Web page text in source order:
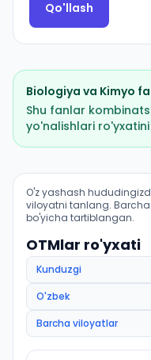
Qo'llash
Biologiya va Kimyo
Shu fanlar
yo'nalishlari
Davolash ishi
O'z yashash
viloyatni tanlang.
bo'yicha tartiblangan.
OTMlar ro'yxati